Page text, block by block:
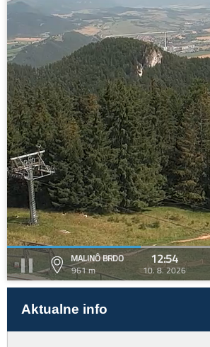
MALINÔ BRDO
961 m
12:54
10. 8. 2026
Aktualne info